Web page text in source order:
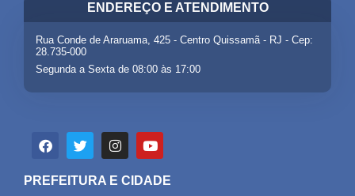
ENDEREÇO E ATENDIMENTO
Rua Conde de Araruama, 425 - Centro Quissamã - RJ - Cep:
28.735-000
Segunda a Sexta de 08:00 às 17:00
PREFEITURA E CIDADE